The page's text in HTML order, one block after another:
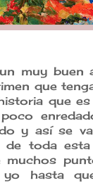
muy buen
que
que
y así se
toda esta
muchos
hasta